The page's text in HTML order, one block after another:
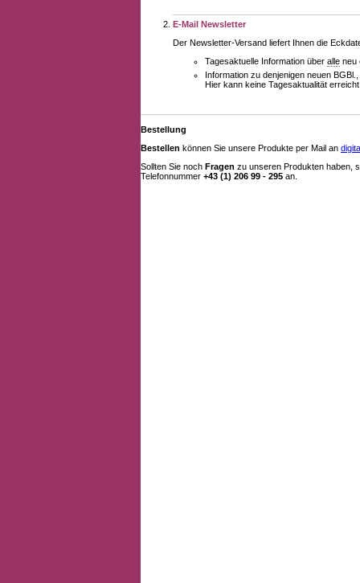
E-Mail Newsletter
Der Newsletter-Versand liefert Ihnen die
Tagesaktuelle Information über alle neu
Information zu denjenigen neuen
Hier kann keine Tagesaktualität
Bestellung
Bestellen können Sie unsere Produkte per Mail an
Sollten Sie noch Fragen zu unseren Produkten haben,
Telefonnummer +43 (1) 206 99 - 295 an.